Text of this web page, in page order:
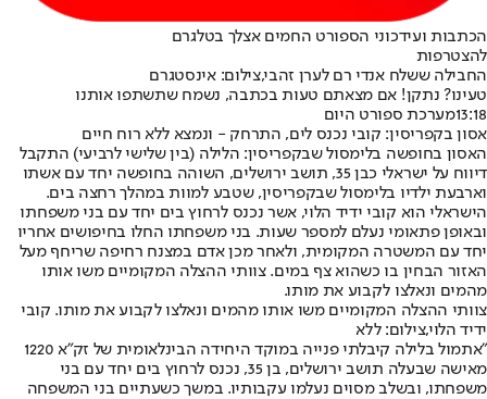
הכתבות ועידכוני הספורט החמים אצלך בטלגרם
להצטרפות
החבילה ששלח אנדי רם לערן זהבי,צילום: אינסטגרם
טעינו? נתקן! אם מצאתם טעות בכתבה, נשמח שתשתפו אותנו
13:18מערכת ספורט היום
אסון בקפריסין: קובי נכנס לים, התרחק - ונמצא ללא רוח חיים
האסון בחופשה בלימסול שבקפריסין: הלילה (בין שלישי לרביעי) התקבל
דיווח על ישראלי כבן 35, תושב ירושלים, השוהה בחופשה יחד עם אשתו
וארבעת ילדיו בלימסול שבקפריסין, שטבע למוות במהלך רחצה בים.
הישראלי הוא קובי ידיד הלוי, אשר נכנס לרחוץ בים יחד עם בני משפחתו
ובאופן פתאומי נעלם למספר שעות. בני משפחתו החלו בחיפושים אחריו
יחד עם המשטרה המקומית, ולאחר מכן אדם במצנח רחיפה שריחף מעל
האזור הבחין בו כשהוא צף במים. צוותי ההצלה המקומיים משו אותו
מהמים ונאלצו לקבוע את מותו.
צוותי ההצלה המקומיים משו אותו מהמים ונאלצו לקבוע את מותו. קובי
ידיד הלוי,צילום: ללא
"אתמול בלילה קיבלתי פנייה במוקד היחידה הבינלאומית של זק"א 1220
מאישה שבעלה תושב ירושלים, בן 35, נכנס לרחוץ בים יחד עם בני
משפחתו, ובשלב מסוים נעלמו עקבותיו. במשך כשעתיים בני המשפחה